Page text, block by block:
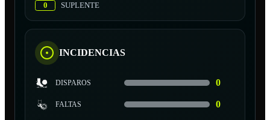
0
SUPLENTE
INCIDENCIAS
DISPAROS 0
FALTAS 0